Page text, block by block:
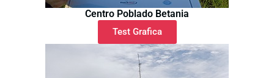
Centro Poblado Betania
Test Grafica